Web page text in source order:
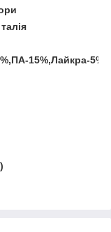
15%,Лайкра-5%